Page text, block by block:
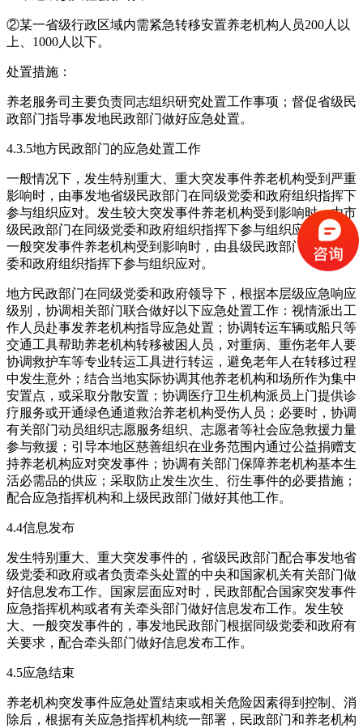
②某一省级行政区域内需紧急转移安置养老机构人员200人以
上、1000人以下。
处置措施：
养老服务司主要负责同志组织研究处置工作事项；督促省级民
政部门指导事发地民政部门做好应急处置。
4.3.5地方民政部门的应急处置工作
一般情况下，发生特别重大、重大突发事件养老机构受到严重
影响时，由事发地省级民政部门在同级党委和政府组织指挥下
参与组织应对。发生较大突发事件养老机构受到影响时，由市
级民政部门在同级党委和政府组织指挥下参与组织应对。发生
一般突发事件养老机构受到影响时，由县级民政部门在同级党
委和政府组织指挥下参与组织应对。
地方民政部门在同级党委和政府领导下，根据本层级应急响应
级别，协调相关部门联合做好以下应急处置工作：视情派出工
作人员赴事发养老机构指导应急处置；协调转运车辆或船只等
交通工具帮助养老机构转移被困人员，对重病、重伤老年人要
协调救护车等专业转运工具进行转运，避免老年人在转移过程
中发生意外；结合当地实际协调其他养老机构和场所作为集中
安置点，或采取分散安置；协调医疗卫生机构派员上门提供诊
疗服务或开通绿色通道救治养老机构受伤人员；必要时，协调
有关部门动员组织志愿服务组织、志愿者等社会应急救援力量
参与救援；引导本地区慈善组织在业务范围内通过公益捐赠支
持养老机构应对突发事件；协调有关部门保障养老机构基本生
活必需品的供应；采取防止发生次生、衍生事件的必要措施；
配合应急指挥机构和上级民政部门做好其他工作。
4.4信息发布
发生特别重大、重大突发事件的，省级民政部门配合事发地省
级党委和政府或者负责牵头处置的中央和国家机关有关部门做
好信息发布工作。国家层面应对时，民政部配合国家突发事件
应急指挥机构或者有关牵头部门做好信息发布工作。发生较
大、一般突发事件的，事发地民政部门根据同级党委和政府有
关要求，配合牵头部门做好信息发布工作。
4.5应急结束
养老机构突发事件应急处置结束或相关危险因素得到控制、消
除后，根据有关应急指挥机构统一部署，民政部门和养老机构